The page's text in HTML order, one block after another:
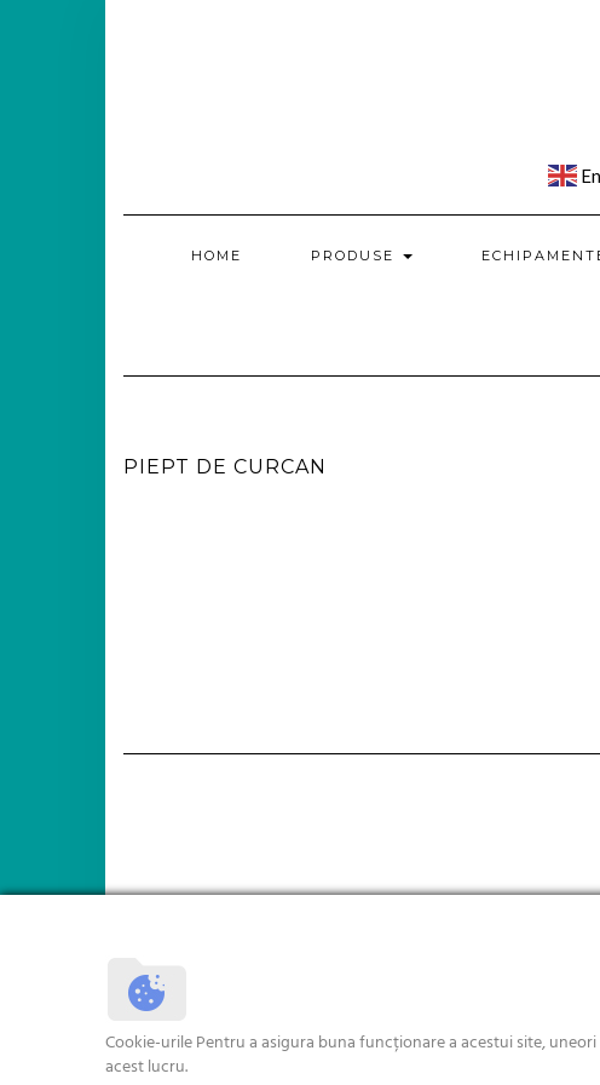
HOME PRODUSE
PIEPT DE CURCAN
Cookie-urile Pentru a asigura buna funcționare a acestui site,
acest lucru.